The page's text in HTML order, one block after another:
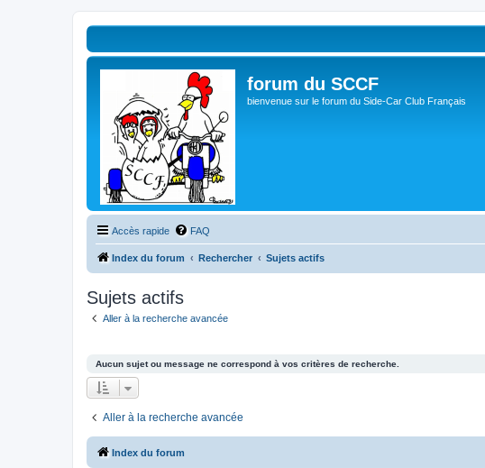
forum du SCCF
bienvenue sur le forum du Side-Car Club Français
Accès rapide FAQ
Index du forum Rechercher Sujets actifs
Sujets actifs
Aller à la recherche avancée
Aucun sujet ou message ne correspond à vos critères de recherche.
Aller à la recherche avancée
Index du forum